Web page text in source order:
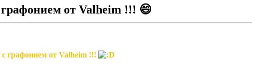
от Valheim !!! 😄
графонием от Valheim !!!